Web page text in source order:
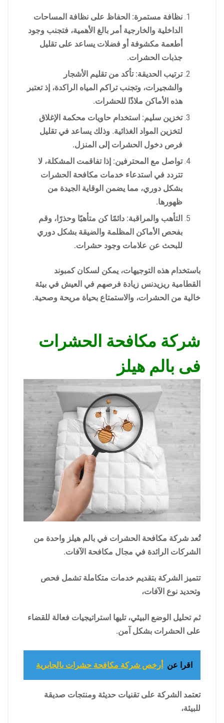
نظافة مستمرة: الحفاظ على نظافة المساحات
الداخلية والخارجية أمر بالغ الأهمية، فتجنب وجود
أطعمة مكشوفة أو فضلات يساعد على تقليل
جذبات الحشرات.
ترتيب الحديقة: تأكد من تقليم الأشجار
والشجيرات، وتجنب تراكم المياه الراكدة، إذ تعتبر
هذه الأماكن ملاذًا للحشرات.
تخزين سليم: استخدام حاويات محكمة الإغلاق
لتخزين المواد الغذائية. وذلك يساعد في تقليل
فرص دخول الحشرات إلى المنزل.
تواصل مع المحترفين: إذا تفاقمت المشكلة، لا
تتردد في استدعاء خدمات مكافحة الحشرات
بشكل دوري، مما يضمن الوقاية الجيدة من
ظهورها.
التأهب والمراقبة: دائمًا كن متأهبًا وحذرًا، وقم
بفحص الأماكن المظلمة والضيقة بشكل دوري
للبحث عن علامات وجود حشرات.
باستخدام هذه التوجيهات، يمكن لسكان كمبوند
القطامية ريزيدنس زيادة فرصهم في العيش في بيئة
خالية من الحشرات، والاستمتاع بحياة مريحة وصحية.
شركة مكافحة الحشرات
فى بالم هيلز
تُعد شركة مكافحة الحشرات في بالم هيلز واحدة من
الشركات الرائدة في مجال مكافحة الآفات.
تتميز الشركة بتقديم خدمات متكاملة تشمل فحص
وتحديد نوع الآفات،
ثم تحليل الوضع البيئي، تليها استراتيجيات فعالة للقضاء
على الحشرات بشكل آمن.
اقرا عن أرخص شركة مكافحة حشرات بالجابرية
تعتمد الشركة على تقنيات حديثة ومنتجات صديقة
للبيئة،